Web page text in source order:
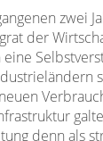
zwei
der
denn als